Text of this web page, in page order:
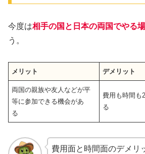
今度は相手の国と日本の両国でやる
う。
メリット デメリット
両国の親族や友人などが平
等に参加できる機会があ
る
費用も時間も
費用面と時間面のデメリ